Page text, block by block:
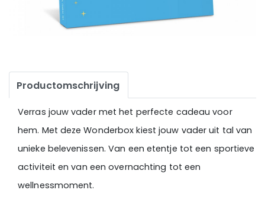
Productomschrijving
Verras jouw vader met het perfecte cadeau voor
hem. Met deze Wonderbox kiest jouw vader uit tal van
unieke belevenissen. Van een etentje tot een sportieve
activiteit en van een overnachting tot een
wellnessmoment.